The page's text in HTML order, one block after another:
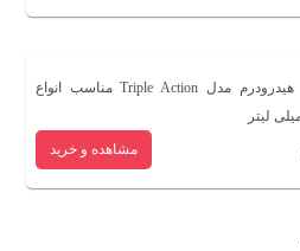
کرم موبر بدن هیدرودرم مدل Triple Action مناسب انواع
مشاهده و خرید